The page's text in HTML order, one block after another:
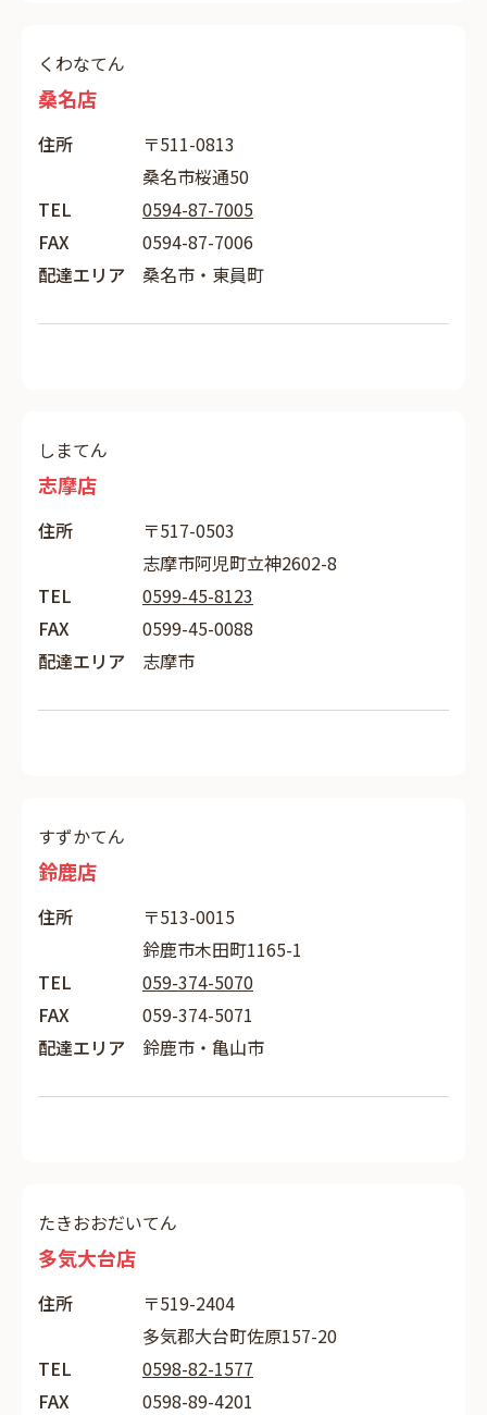
くわなてん
桑名店
住所
〒511-0813
桑名市桜通50
TEL
0594-87-7005
FAX
0594-87-7006
配達エリア
桑名市・東員町
しまてん
志摩店
住所
〒517-0503
志摩市阿児町立神2602-8
TEL
0599-45-8123
FAX
0599-45-0088
配達エリア
志摩市
すずかてん
鈴鹿店
住所
〒513-0015
鈴鹿市木田町1165-1
TEL
059-374-5070
FAX
059-374-5071
配達エリア
鈴鹿市・亀山市
たきおおだいてん
多気大台店
住所
〒519-2404
多気郡大台町佐原157-20
TEL
0598-82-1577
FAX
0598-89-4201